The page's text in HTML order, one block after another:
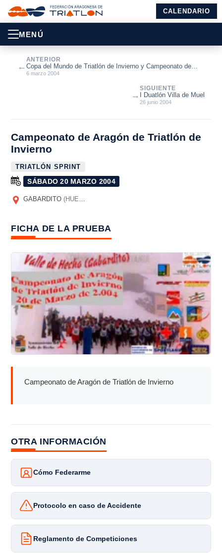
CALENDARIO
MENÚ
←
ANTERIOR
Copa del Mundo de Triatlón de Invierno y Campeonato de
España
6 marzo 2004
SIGUIENTE
I Duatlón Villa de Muel
26 junio 2004
→
Campeonato de Aragón de Triatlón de
Invierno
TRIATLÓN SPRINT
SÁBADO 20 MARZO 2004
GABARDITO (HUESCA)
FICHA DE LA PRUEBA
Campeonato de Aragón de Triatlón de Invierno
OTRA INFORMACIÓN
Cómo Federarme
Protocolo en caso de Accidente
Reglamento de Competiciones